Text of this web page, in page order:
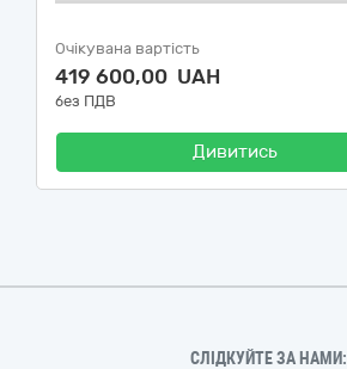
Очікувана вартість
419 600,00 UAH
без ПДВ
Дивитись
СЛІДКУЙТЕ ЗА НАМИ: